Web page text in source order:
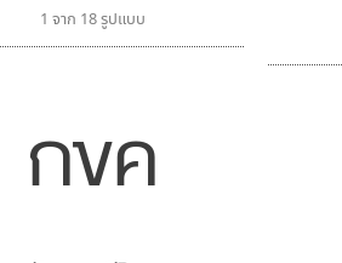
1 จาก 18 รูปแบบ
กขค